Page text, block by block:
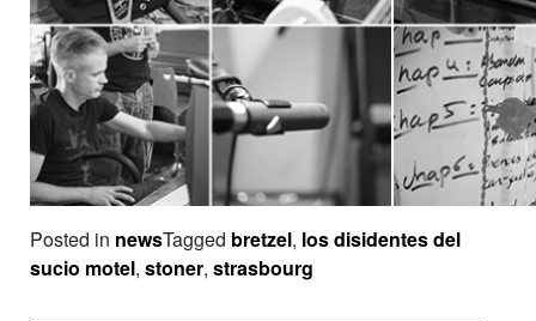
Posted in newsTagged bretzel, los disidentes del
sucio motel, stoner, strasbourg